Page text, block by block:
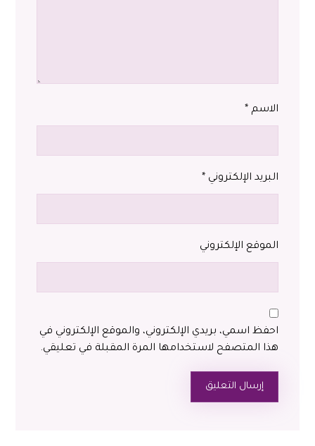
الاسم *
البريد الإلكتروني *
الموقع الإلكتروني
احفظ اسمي، بريدي الإلكتروني، والموقع الإلكتروني في
هذا المتصفح لاستخدامها المرة المقبلة في تعليقي.
إرسال التعليق